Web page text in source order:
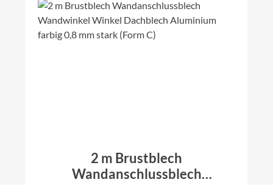
anzufertigen. Bitte dazu einfach vor dem Kauf
anfragen.
2 m Brustblech
Wandanschlussblech